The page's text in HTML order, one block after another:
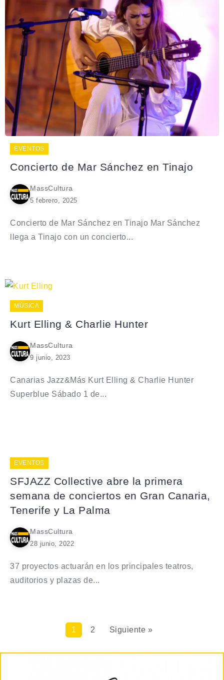
EVENTOS
Concierto de Mar Sánchez en Tinajo
MassCultura
5 febrero, 2025
Concierto de Mar Sánchez en Tinajo Mar Sánchez
llega a Tinajo con un concierto...
MÚSICA
Kurt Elling & Charlie Hunter
MassCultura
9 junio, 2023
Canarias Jazz&Más Kurt Elling & Charlie Hunter
Superblue Sábado 1 de...
EVENTOS
SFJAZZ Collective abre la primera
semana de conciertos en Gran Canaria,
Tenerife y La Palma
MassCultura
28 junio, 2022
37 proyectos actuarán en los principales teatros,
auditorios y plazas de...
1 2 Siguiente »